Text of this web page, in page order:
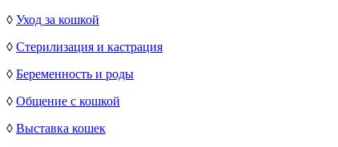
◊ Уход за кошкой
◊ Стерилизация и кастрация
◊ Беременность и роды
◊ Общение с кошкой
◊ Выставка кошек